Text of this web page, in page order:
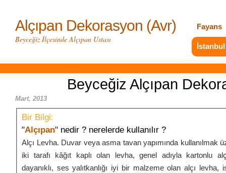
Alçıpan Dekorasyon (Avr)
Beyceğiz İlçesinde Alçıpan Ustası
Fayans
Beyceğiz Alçıpan
Mart, 2013
Bir Bilgi:
"Alçıpan" nedir ? nerelerde kullanılır ?
Alçı Levha. Duvar veya asma tavan yapımında kullanılmak
iki tarafı kâğıt kaplı olan levha, genel adıyla kartonlu
dayanıklı, ses yalıtkanlığı iyi bir malzeme olan alçı levha,